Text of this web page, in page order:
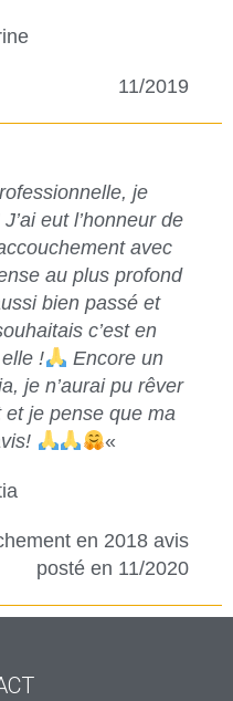
11/2019
je
eut l’honneur de
avec
au plus profond
bien passé et
c’est en
!
Encore un
je n’aurai pu rêver
je pense que ma
«
en 2018 avis
posté en 11/2020